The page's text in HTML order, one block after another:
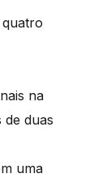
na
de duas
uma